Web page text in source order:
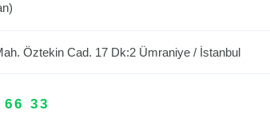
Öztekin Cad. 17 Dk:2 Ümraniye / İstanbul
33